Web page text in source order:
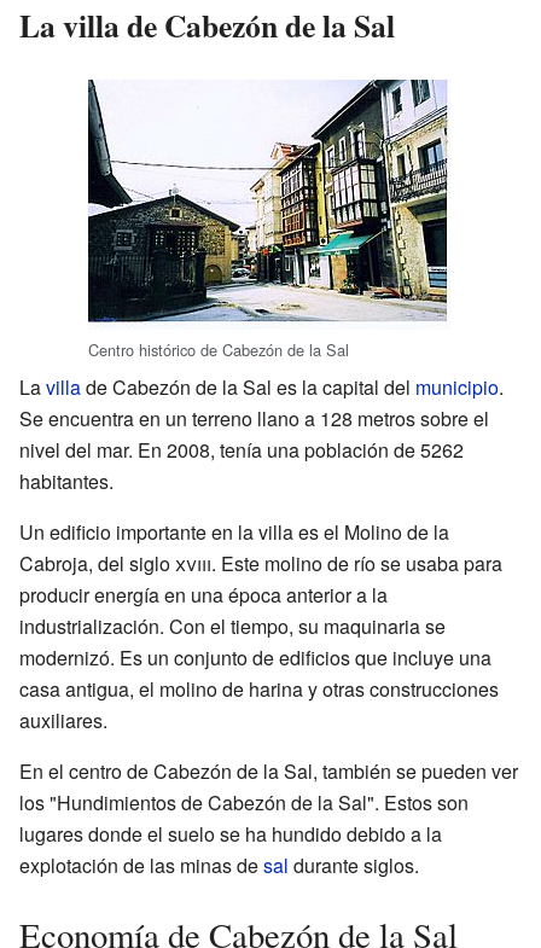
La villa de Cabezón de la Sal
Centro histórico de Cabezón de la Sal
Lavillade Cabezón de la Sal es la capital del municipio.
Se encuentra en un terreno llano a 128 metros sobre el
nivel del mar. En 2008, tenía una población de 5262
habitantes.
Un edificio importante en la villa es el Molino de la
Cabroja, del sigloxviii. Este molino de río se usaba para
producir energía en una época anterior a la
industrialización. Con el tiempo, su maquinaria se
modernizó. Es un conjunto de edificios que incluye una
casa antigua, el molino de harina y otras construcciones
auxiliares.
En el centro de Cabezón de la Sal, también se pueden ver
los "Hundimientos de Cabezón de la Sal". Estos son
lugares donde el suelo se ha hundido debido a la
explotación de las minas desal durante siglos.
Economía de Cabezón de la Sal